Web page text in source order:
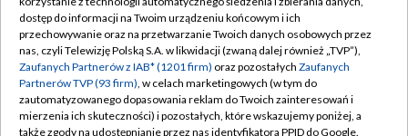
TVP
Abonament TVP
Sklep TVP
Biuro Reklamy
Oferta Handlowa
Regulamin TVP
Polityka prywatności
Moje zgody
Biuro reklamy
dostęp do informacji na Twoim urządzeniu końcowym i ich
przechowywanie oraz na przetwarzanie Twoich danych osobowych przez
nas, czyli Telewizję Polską S.A. w likwidacji (zwaną dalej również „TVP”),
Zaufanych Partnerów z IAB* (1201 firm) oraz pozostałych Zaufanych
Partnerów TVP (93 firm), w celach marketingowych (w tym do
zautomatyzowanego dopasowania reklam do Twoich zainteresowań i
mierzenia ich skuteczności) i pozostałych, które wskazujemy poniżej, a
także zgody na udostępnianie przez nas identyfikatora PPID do Google.